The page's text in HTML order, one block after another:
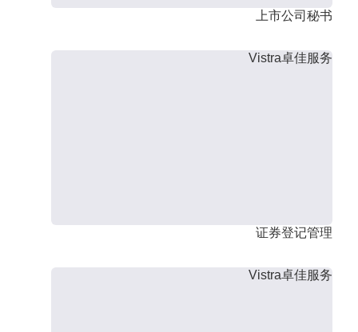
上市公司秘书
Vistra卓佳服务
证券登记管理
Vistra卓佳服务